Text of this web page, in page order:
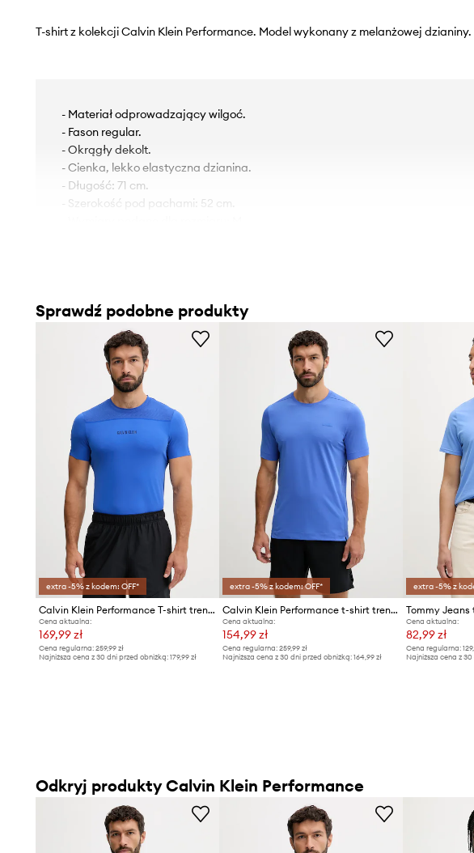
T-shirt z kolekcji Calvin Klein Performance. Model wykonany z melanżowej dzianiny.
- Materiał odprowadzający wilgoć.
- Fason regular.
- Okrągły dekolt.
- Cienka, lekko elastyczna dzianina.
- Długość: 71 cm.
- Szerokość pod pachami: 52 cm.
Sprawdź podobne produkty
extra -5% z kodem: OFF*
Calvin Klein Performance T-shirt treningowy męski
Cena aktualna:
169,99 zł
Cena regularna: 259,99 zł
Najniższa cena z 30 dni przed obniżką: 179,99 zł
extra -5% z kodem: OFF*
Calvin Klein Performance t-shirt treningowy
Cena aktualna:
154,99 zł
Cena regularna:259,99 zł
Najniższa cena z 30 dni przed obniżką:164,99 zł
extra -5% z
Cena aktualna:
82,99 zł
Cena regularna:
Najniższa cena z
Odkryj produkty Calvin Klein Performance